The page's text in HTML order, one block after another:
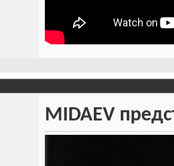
MIDAEV